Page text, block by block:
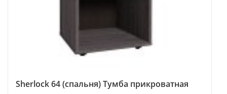
Sherlock 64 (спальня) Тумба прикроватная